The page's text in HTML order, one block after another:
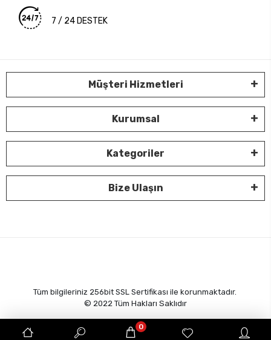
7 / 24 DESTEK
Müşteri Hizmetleri
Kurumsal
Kategoriler
Bize Ulaşın
Tüm bilgileriniz 256bit SSL Sertifikası ile korunmaktadır.
© 2022 Tüm Hakları Saklıdır
0